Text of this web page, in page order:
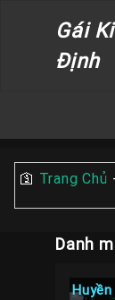
Gái
Định
🛐 Trang Chủ
Danh